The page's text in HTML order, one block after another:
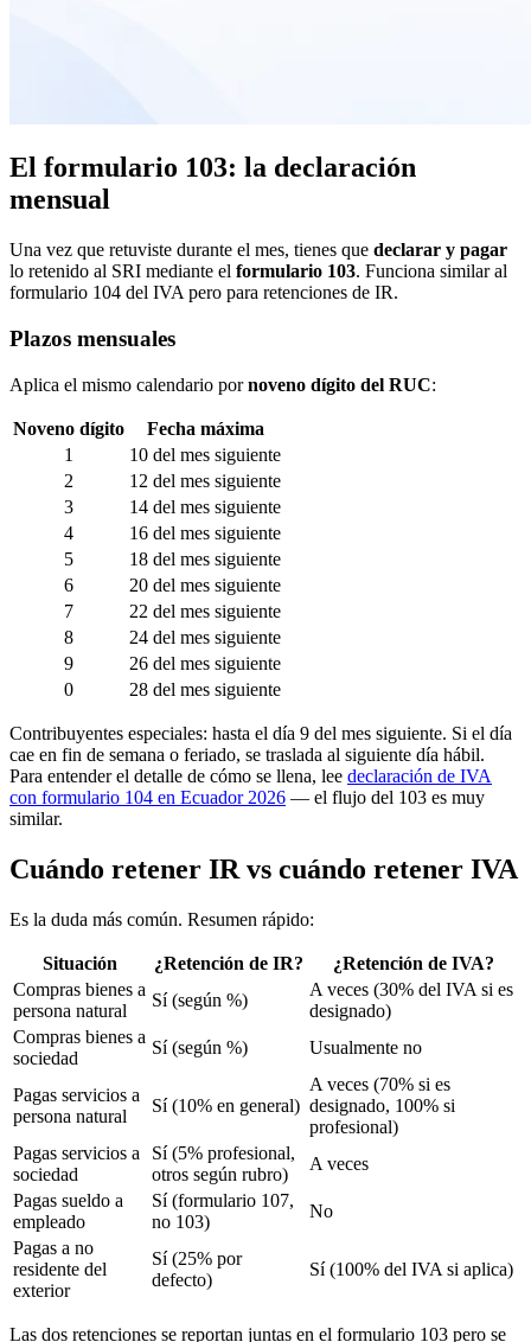
El formulario 103: la declaración
mensual
Una vez que retuviste durante el mes, tienes que declarar y pagar
lo retenido al SRI mediante el formulario 103. Funciona similar al
formulario 104 del IVA pero para retenciones de IR.
Plazos mensuales
Aplica el mismo calendario pornoveno dígito del RUC:
Noveno dígito
Fecha máxima
1
10 del mes siguiente
2
12 del mes siguiente
3
14 del mes siguiente
4
16 del mes siguiente
5
18 del mes siguiente
6
20 del mes siguiente
7
22 del mes siguiente
8
24 del mes siguiente
9
26 del mes siguiente
0
28 del mes siguiente
Contribuyentes especiales: hasta el día 9 del mes siguiente. Si el día
cae en fin de semana o feriado, se traslada al siguiente día hábil.
Para entender el detalle de cómo se llena, lee declaración de IVA
con formulario 104 en Ecuador 2026 — el flujo del 103 es muy
similar.
Cuándo retener IR vs cuándo retener IVA
Es la duda más común. Resumen rápido:
Situación ¿Retención de IR?
¿Retención de IVA?
Compras bienes a
persona natural
Sí (según %)
A veces (30% del IVA si es
designado)
Compras bienes a
sociedad
Sí (según %) Usualmente no
Pagas servicios a
persona natural
Sí (10% en general)
A veces (70% si es
designado, 100% si
profesional)
Pagas servicios a
sociedad
Sí (5% profesional,
otros según rubro)
A veces
Pagas sueldo a
empleado
Sí (formulario 107,
no 103)
No
Pagas a no
residente del
exterior
Sí (25% por
defecto)
Sí (100% del IVA si aplica)
Las dos retenciones se reportan juntas en el formulario 103 pero se